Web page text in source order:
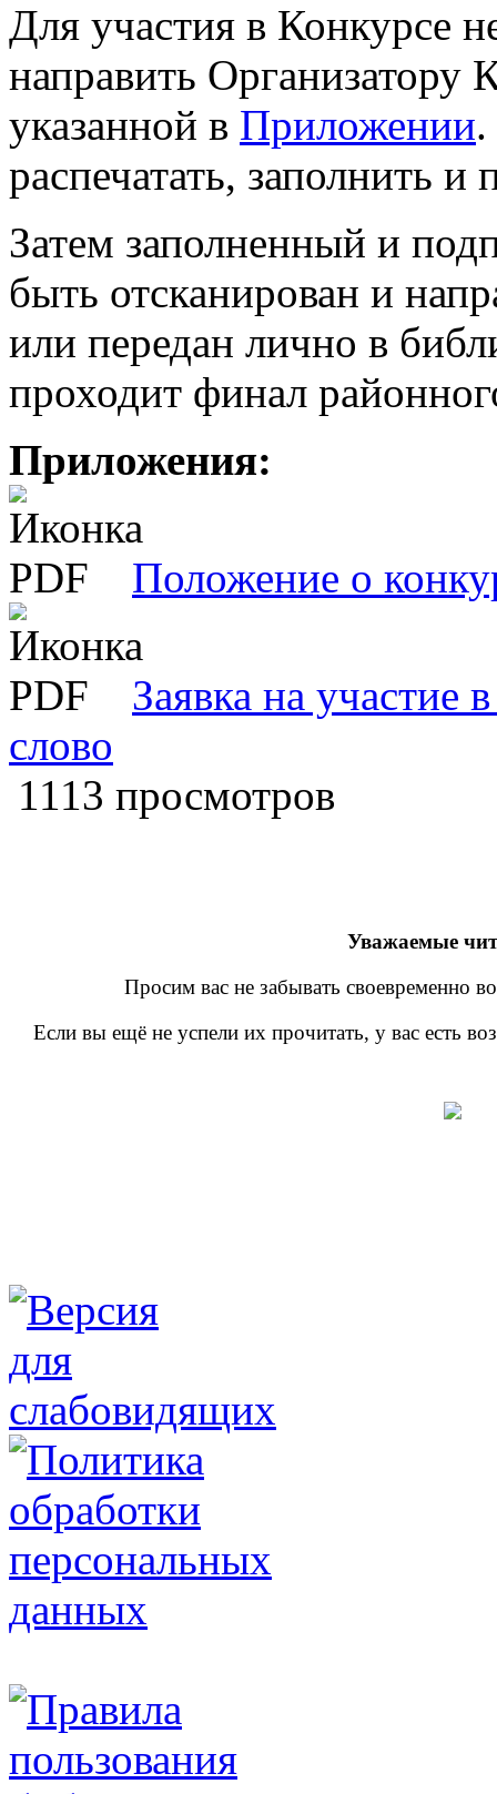
Для участия в Конкурсе
направить Организатору
указанной в Приложении
распечатать, заполнить и
Затем заполненный и
быть отсканирован и
или передан лично в
проходит финал
Приложения:
Положение о
Заявка на участие
слово
1113 просмотров
Уважаемые
Просим вас не забывать своевременно
Если вы ещё не успели их прочитать, у вас есть